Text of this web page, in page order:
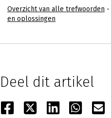
Overzicht van alle trefwoorden -
en oplossingen
Deel dit artikel